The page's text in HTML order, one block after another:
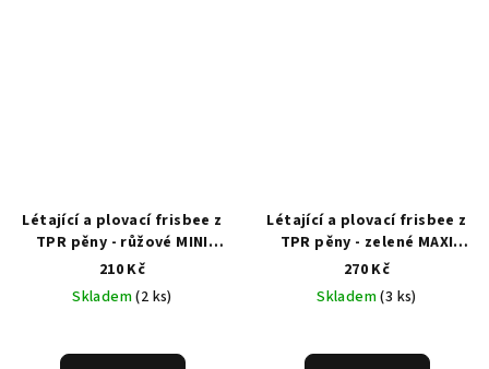
Létající a plovací frisbee z
TPR pěny - růžové MINI
16cm
210 Kč
Skladem(2 ks)
Létající a plovací frisbee z
TPR pěny - zelené MAXI
22cm
270 Kč
Skladem(3 ks)